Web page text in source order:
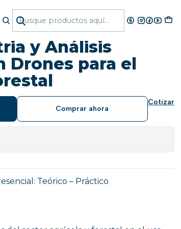
el Área Agrícola y Forestal
y Análisis
Drones para el
Comprar ahora
Cotizar
Teórico – Práctico